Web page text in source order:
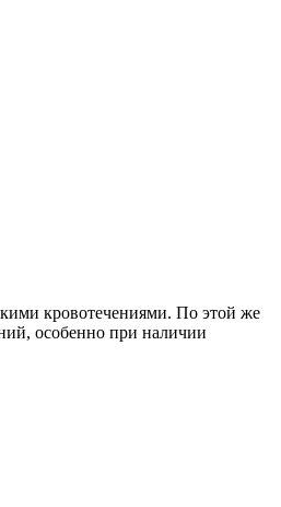
кровотечениями. По этой же
особенно при наличии